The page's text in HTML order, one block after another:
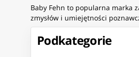
Baby Fehn to popularna marka
zmysłów i umiejętności
Podkategorie